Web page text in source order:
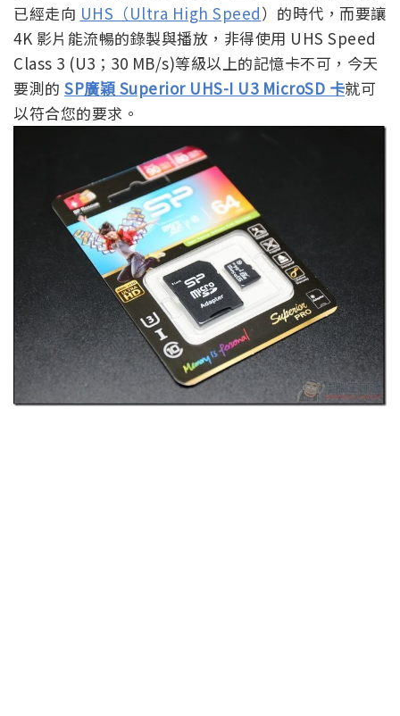
已經走向 UHS（Ultra High Speed）的時代，而要讓
4K 影片能流暢的錄製與播放，非得使用 UHS Speed
Class 3 (U3；30 MB/s)等級以上的記憶卡不可，今天
要測的 SP廣穎 Superior UHS-I U3 MicroSD 卡就可
以符合您的要求。